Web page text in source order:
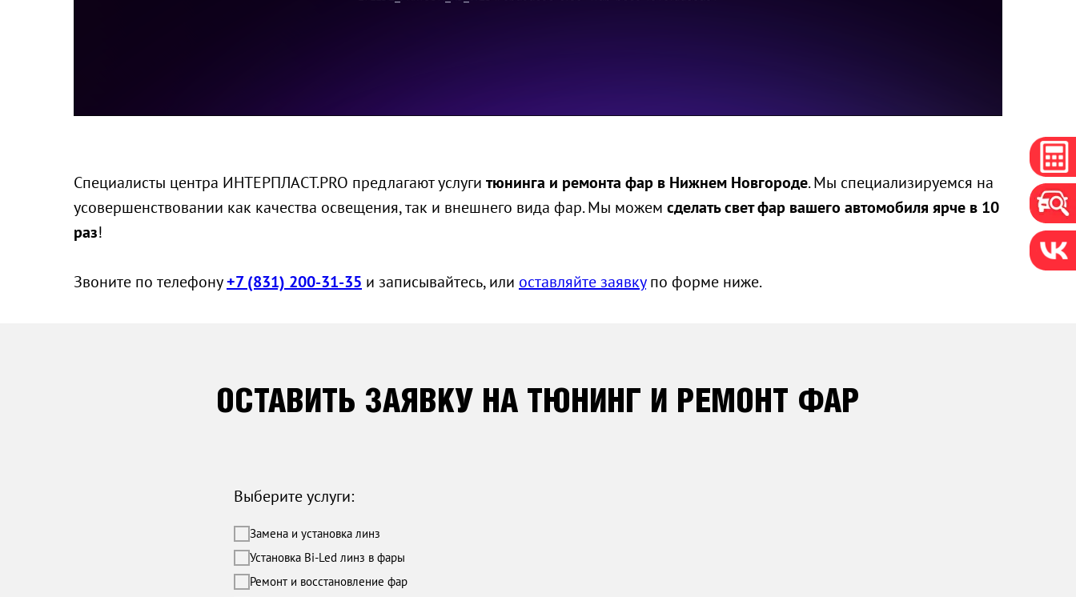
Специалисты центра ИНТЕРПЛАСТ.PRO предлагают услуги тюнинга и ремонта фар в Нижнем Новгороде. Мы специализируемся на
усовершенствовании как качества освещения, так и внешнего вида фар. Мы можем сделать свет фар вашего автомобиля ярче в 10
раз!
Звоните по телефону+7 (831) 200-31-35 и записывайтесь, или оставляйте заявкупо форме ниже.
ОСТАВИТЬ ЗАЯВКУ НА ТЮНИНГ И РЕМОНТ ФАР
Выберите услуги:
Замена и установка линз
Установка Bi-Led линз в фары
Ремонт и восстановление фар